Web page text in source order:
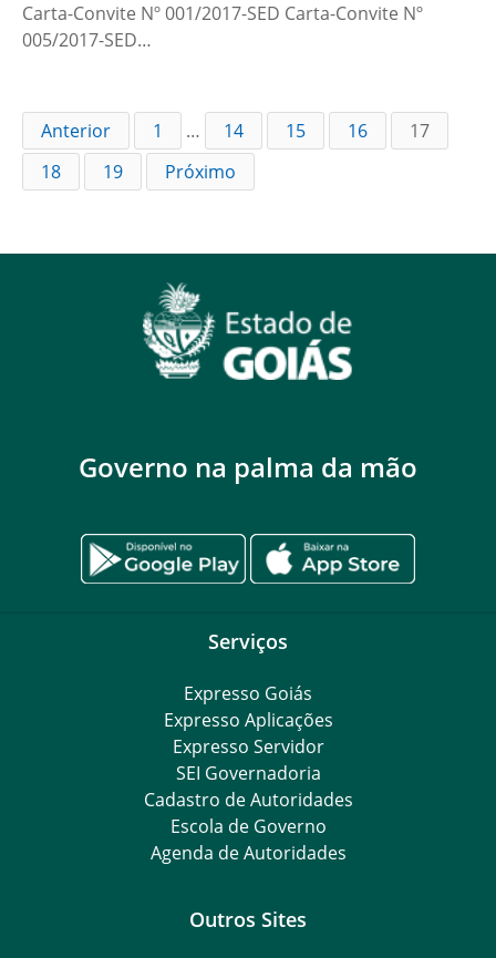
Carta-Convite Nº 001/2017-SED Carta-Convite Nº
005/2017-SED…
Anterior 1 … 14 15 16
17
18
19 Próximo
Governo na palma da mão
Serviços
Expresso Goiás
Expresso Aplicações
Expresso Servidor
SEI Governadoria
Cadastro de Autoridades
Escola de Governo
Agenda de Autoridades
Outros Sites